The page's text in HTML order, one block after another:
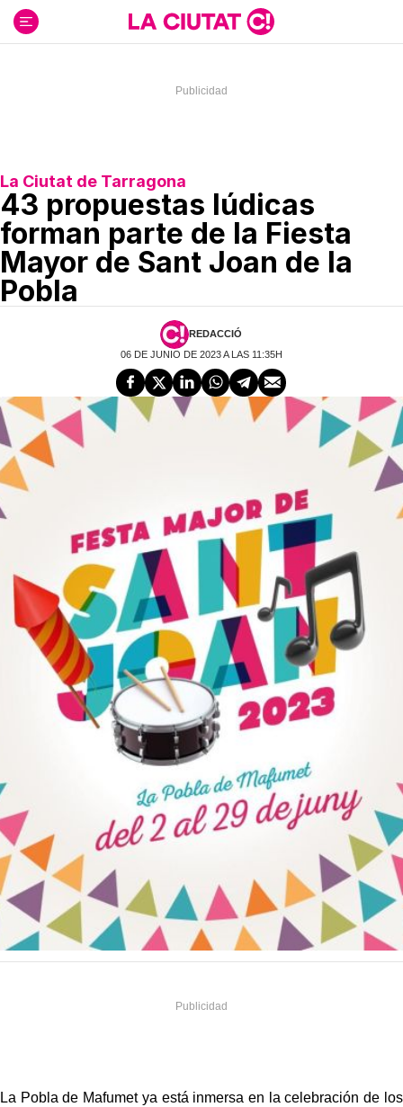
contenido
La Ciutat de Tarragona
43 propuestas lúdicas
forman parte de la Fiesta
Mayor de Sant Joan de la
Pobla
REDACCIÓ
06 DE JUNIO DE 2023 A LAS 11:35H
La Pobla de Mafumet ya está inmersa en la celebración de los